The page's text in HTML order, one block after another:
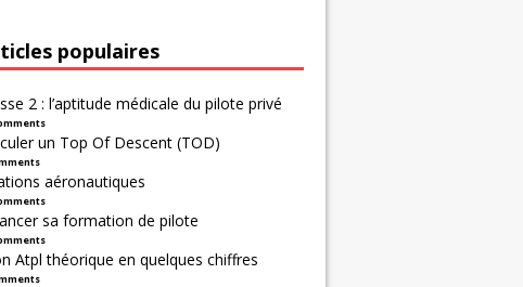
populaires
2 : l’aptitude médicale du pilote privé
un Top Of Descent (TOD)
aéronautiques
sa formation de pilote
Atpl théorique en quelques chiffres